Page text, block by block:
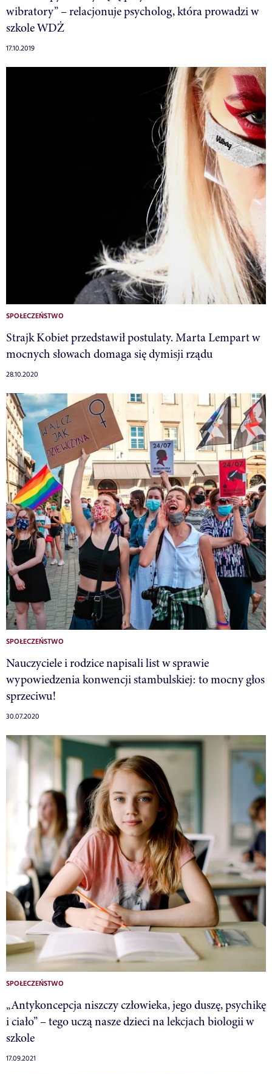
wibratory” – relacjonuje psycholog, która prowadzi w
szkole WDŻ
17.10.2019
SPOŁECZEŃSTWO
Strajk Kobiet przedstawił postulaty. Marta Lempart w
mocnych słowach domaga się dymisji rządu
28.10.2020
SPOŁECZEŃSTWO
Nauczyciele i rodzice napisali list w sprawie
wypowiedzenia konwencji stambulskiej: to mocny głos
sprzeciwu!
30.07.2020
SPOŁECZEŃSTWO
„Antykoncepcja niszczy człowieka, jego duszę, psychikę
i ciało” – tego uczą nasze dzieci na lekcjach biologii w
szkole
17.09.2021